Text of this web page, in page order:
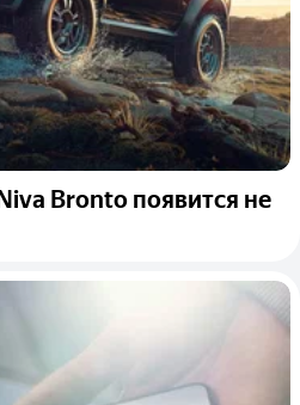
Bronto появится не